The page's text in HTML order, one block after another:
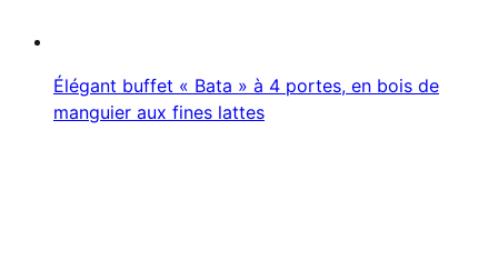
Élégant buffet « Bata » à 4 portes, en bois de
manguier aux fines lattes